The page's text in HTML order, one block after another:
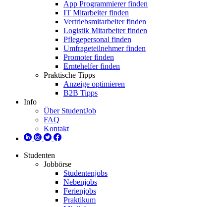
App Programmierer finden
IT Mitarbeiter finden
Vertriebsmitarbeiter finden
Logistik Mitarbeiter finden
Pflegepersonal finden
Umfrageteilnehmer finden
Promoter finden
Erntehelfer finden
Praktische Tipps
Anzeige optimieren
B2B Tipps
Info
Über StudentJob
FAQ
Kontakt
Studenten
Jobbörse
Studentenjobs
Nebenjobs
Ferienjobs
Praktikum